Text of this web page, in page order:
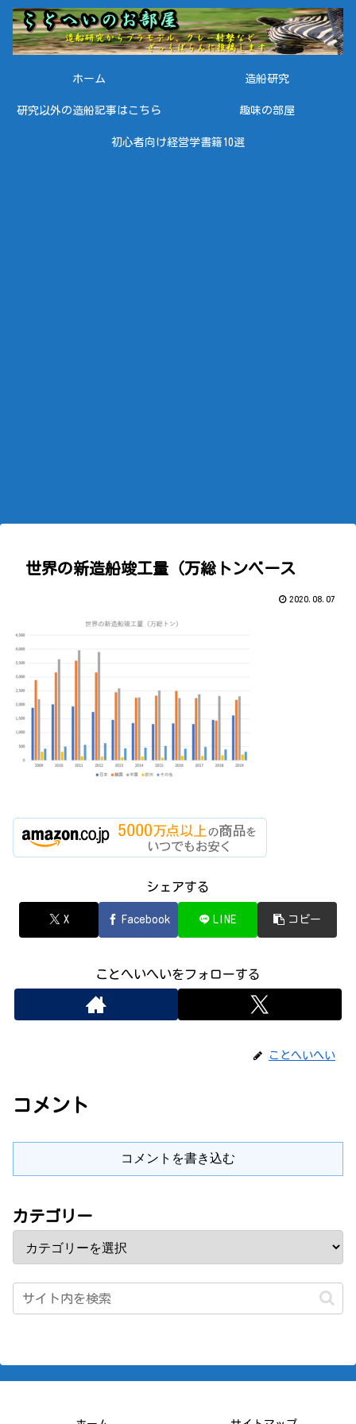
ホーム 造船研究
研究以外の造船記事はこちら 趣味の部屋
初心者向け経営学書籍10選
世界の新造船竣工量（万総トンベース
2020.08.07
シェアする
X Facebook LINE コピー
ことへいへいをフォローする
ことへいへい
コメント
コメントを書き込む
カテゴリー